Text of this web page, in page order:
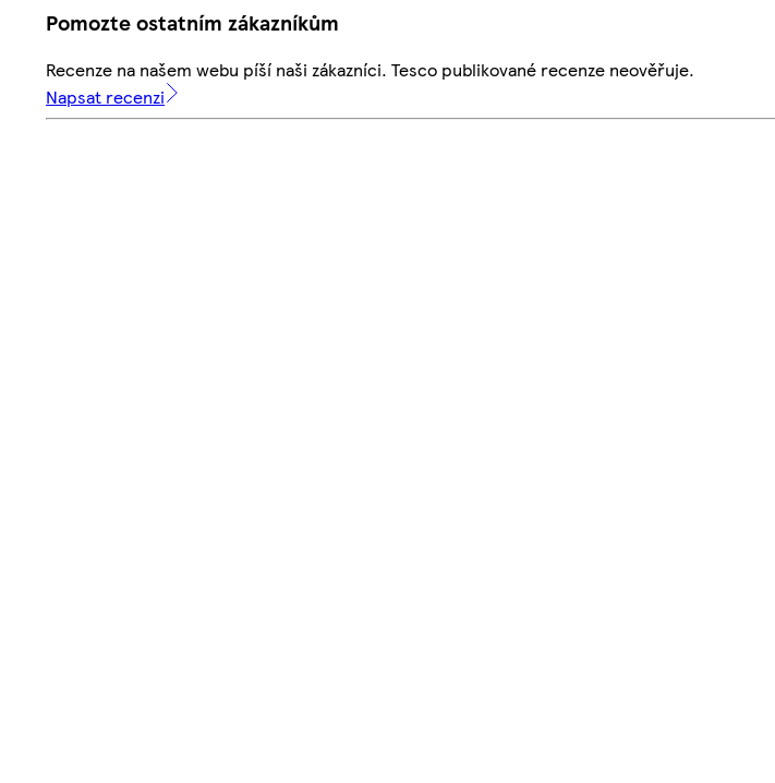
Pomozte ostatním zákazníkům
Recenze na našem webu píší naši zákazníci. Tesco publikované recenze neověřuje.
Napsat recenzi